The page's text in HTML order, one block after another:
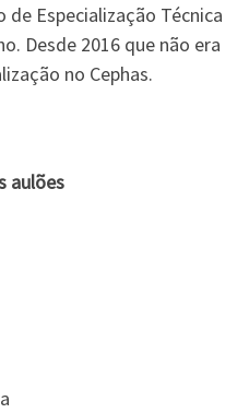
Especialização Técnica
Desde 2016 que não era
no Cephas.
aulões